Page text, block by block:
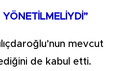
mevcut
de kabul etti.